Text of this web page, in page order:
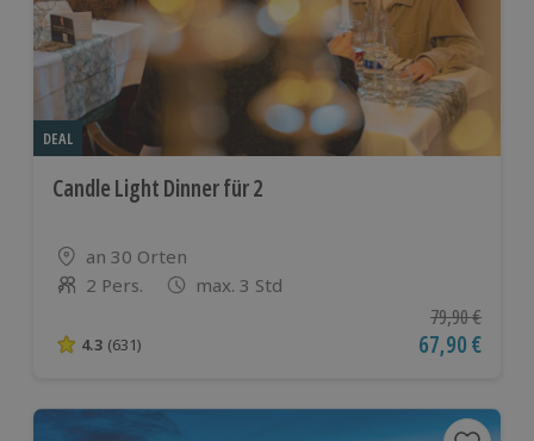
DEAL
Candle Light Dinner für 2
Standort
an 30 Orten
Anzahl der Teilnehmer
2 Pers. max. 3 Std
4.3 von 5 Sternen basierend auf 631 Bewertungen
4.3 (631)
79,90 €
Aktueller
67,90 €